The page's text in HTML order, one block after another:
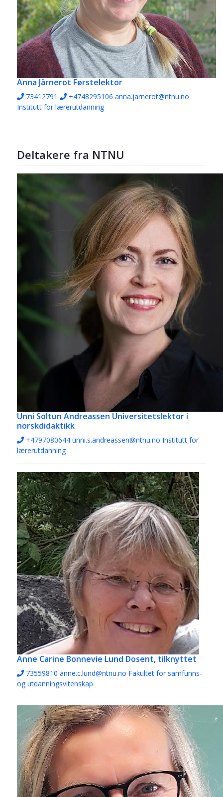
Anna Järnerot Førstelektor
73412791 +4748295106 anna.jarnerot@ntnu.no
Institutt for lærerutdanning
Deltakere fra NTNU
Unni Soltun Andreassen Universitetslektor i
norskdidaktikk
+4797080644 unni.s.andreassen@ntnu.no Institutt for
lærerutdanning
Anne Carine Bonnevie Lund Dosent, tilknyttet
73559810 anne.c.lund@ntnu.no Fakultet for samfunns-
og utdanningsvitenskap